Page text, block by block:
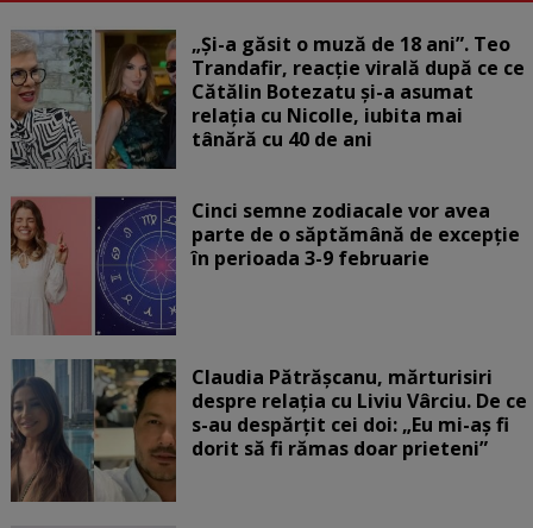
„Și-a găsit o muză de 18 ani”. Teo
Trandafir, reacție virală după ce ce
Cătălin Botezatu și-a asumat
relația cu Nicolle, iubita mai
tânără cu 40 de ani
Cinci semne zodiacale vor avea
parte de o săptămână de excepție
în perioada 3-9 februarie
Claudia Pătrășcanu, mărturisiri
despre relația cu Liviu Vârciu. De ce
s-au despărțit cei doi: „Eu mi-aș fi
dorit să fi rămas doar prieteni”